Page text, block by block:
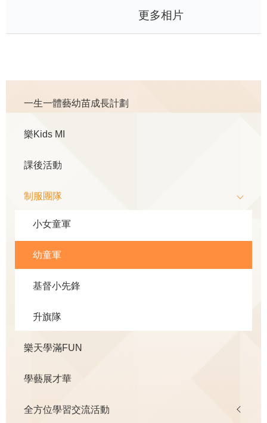
更多相片
navigation
一生一體藝幼苗成長計劃
樂Kids MI
課後活動
制服團隊
小女童軍
幼童軍
基督小先鋒
升旗隊
樂天學滿FUN
學藝展才華
全方位學習交流活動